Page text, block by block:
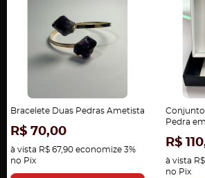
Bracelete Duas Pedras Ametista
R$ 70,00
à vista R$ 67,90 economize 3%
no Pix
Conjunto
Pedra
R$
à vista
no Pix